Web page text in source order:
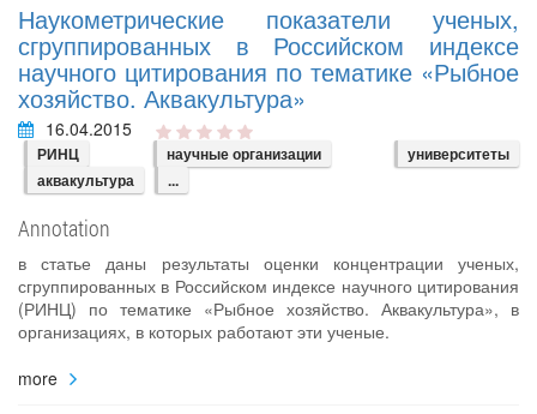
Наукометрические показатели ученых,
сгруппированных в Российском индексе
научного цитирования по тематике «Рыбное
хозяйство. Аквакультура»
16.04.2015
РИНЦ научные организации
университеты
аквакультура
...
Annotation
в статье даны результаты оценки концентрации ученых,
сгруппированных в Российском индексе научного цитирования
(РИНЦ) по тематике «Рыбное хозяйство. Аквакультура», в
организациях, в которых работают эти ученые.
more